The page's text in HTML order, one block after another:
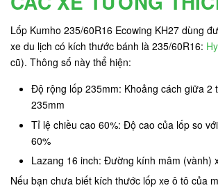
Lốp Kumho 235/60R16 Ecowing KH27 dùng
xe du lịch có kích thước bánh là 235/60R16:
cũ). Thông số này thể hiện:
Độ rộng lốp 235mm: Khoảng cách giữa 2
235mm
Tỉ lệ chiều cao 60%: Độ cao của lốp so
60%
Lazang 16 inch: Đường kính mâm (vành)
Nếu bạn chưa biết kích thước lốp xe ô tô của